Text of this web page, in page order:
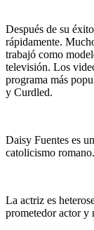
Después de su
rápidamente.
trabajó como
televisión. Los
programa más
y Curdled.
Daisy Fuentes es
catolicismo romano.
La actriz es
prometedor actor y